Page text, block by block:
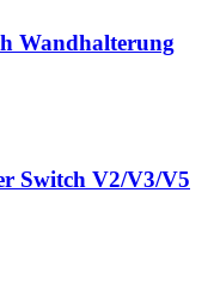
Wandhalterung
Switch V2/V3/V5